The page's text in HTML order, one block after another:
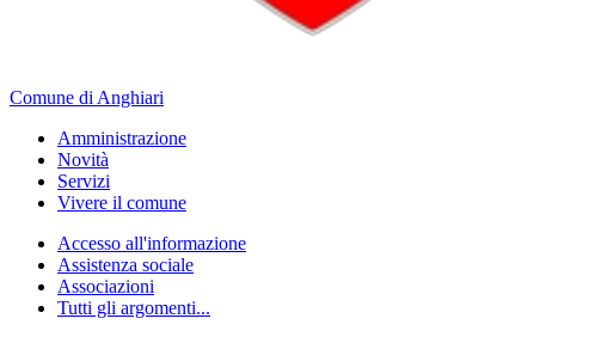
Comune di Anghiari
Amministrazione
Novità
Servizi
Vivere il comune
Accesso all'informazione
Assistenza sociale
Associazioni
Tutti gli argomenti...